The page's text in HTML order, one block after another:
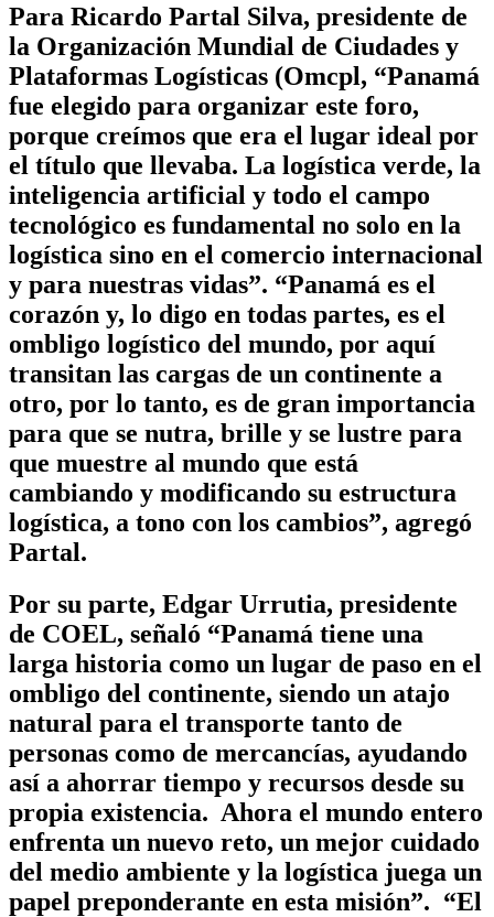
Para Ricardo Partal Silva, presidente de
la Organización Mundial de Ciudades y
Plataformas Logísticas (Omcpl, “Panamá
fue elegido para organizar este foro,
porque creímos que era el lugar ideal por
el título que llevaba. La logística verde, la
inteligencia artificial y todo el campo
tecnológico es fundamental no solo en la
logística sino en el comercio internacional
y para nuestras vidas”. “Panamá es el
corazón y, lo digo en todas partes, es el
ombligo logístico del mundo, por aquí
transitan las cargas de un continente a
otro, por lo tanto, es de gran importancia
para que se nutra, brille y se lustre para
que muestre al mundo que está
cambiando y modificando su estructura
logística, a tono con los cambios”, agregó
Partal.
Por su parte, Edgar Urrutia, presidente
de COEL, señaló “Panamá tiene una
larga historia como un lugar de paso en el
ombligo del continente, siendo un atajo
natural para el transporte tanto de
personas como de mercancías, ayudando
así a ahorrar tiempo y recursos desde su
propia existencia. Ahora el mundo entero
enfrenta un nuevo reto, un mejor cuidado
del medio ambiente y la logística juega un
papel preponderante en esta misión”. “El